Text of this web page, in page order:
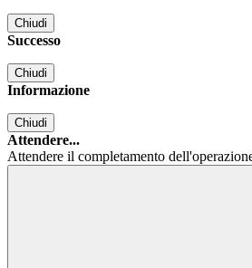
Chiudi
Successo
Chiudi
Informazione
Chiudi
Attendere...
Attendere il completamento